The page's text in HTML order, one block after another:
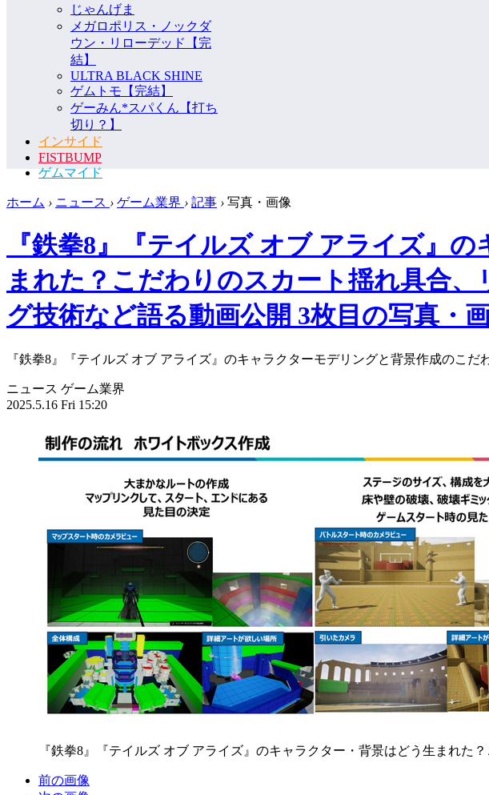
じゃんげま
メガロポリス・ノックダ
ウン・リローデッド【完
結】
ULTRA BLACK SHINE
ゲムトモ【完結】
ゲーみん*スパくん【打ち
切り？】
インサイド
FISTBUMP
ゲムマイド
ホーム › ニュース › ゲーム業界 › 記事 › 写真・画像
『鉄拳8』『テイルズ オブ アライズ』
まれた？こだわりのスカート揺れ具合
グ技術など語る動画公開 3枚目の写真・
『鉄拳8』『テイルズ オブ アライズ』のキャラクターモデリングと背景作成のこだ
ニュース ゲーム業界
2025.5.16 Fri 15:20
『鉄拳8』『テイルズ オブ アライズ』のキャラクター・背景はどう生まれ
前の画像